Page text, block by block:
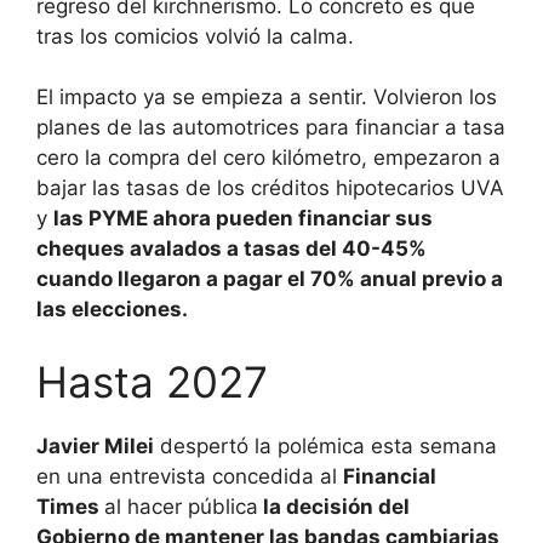
regreso del kirchnerismo. Lo concreto es que
tras los comicios volvió la calma.
El impacto ya se empieza a sentir. Volvieron los
planes de las automotrices para financiar a tasa
cero la compra del cero kilómetro, empezaron a
bajar las tasas de los créditos hipotecarios UVA
y las PYME ahora pueden financiar sus
cheques avalados a tasas del 40-45%
cuando llegaron a pagar el 70% anual previo a
las elecciones.
Hasta 2027
Javier Milei despertó la polémica esta semana
en una entrevista concedida al Financial
Times al hacer pública la decisión del
Gobierno de mantener las bandas cambiarias